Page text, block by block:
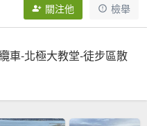
關注他 檢舉
車-北極大教堂-徒步區散